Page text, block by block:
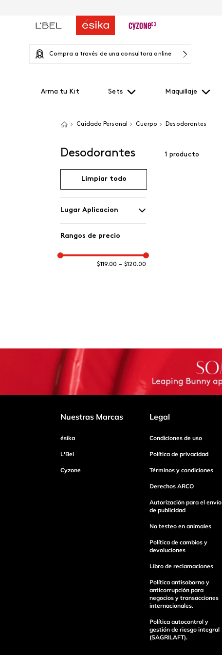
Compra a través de una consultora online
Arma tu Kit Sets Maquillaje
Cuidado Personal Cuerpo Desodorantes
Desodorantes
Lugar Aplicacion
Cuerpo
Rangos de precio
$119.00 – $120.00
Limpiar todo
1 producto
Nuestras Marcas
ésika
L'Bel
Cyzone
Legal
Condiciones de uso
Política de privacidad
Términos y condiciones
Derechos ARCO
Autorización para el envío
de publicidad
No testeo en animales
Política de cambios y
devoluciones
Libro de reclamaciones
Política antisoborno y
anticorrupción para
negocios y transacciones
internacionales.
Política autocontrol y
gestión de riesgo integral
(SAGRILAFT).